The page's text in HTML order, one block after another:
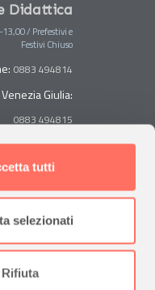
tutti
selezionati
Rifiuta
Didattica
/ Prefestivi e
Festivi Chiuso
0883 494814
Giulia:
0883 494815
Trentino Alto
Valle D'Aosta:
0883 494813
Contabilità